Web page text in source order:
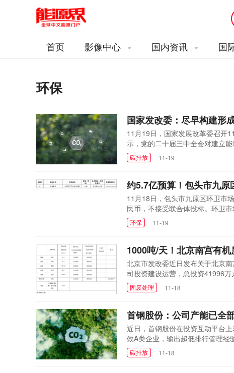
首页 影像中心 国内资讯 国
环保
国家发改委：尽早构建形
11月19日，国家发展改革委召开
示，党的二十届三中全会对建立
排放统计核算，是指对二氧化碳
总量，摸清碳排放底数。这是一
碳排放 11-19
约5.7亿预算！包头市九原
11月18日，包头市九原区环卫市
民币，不接受联合体投标。环卫
汗、白音席勒3个街道办事处环卫
区原环卫管理模式不变）。项目
环保 11-19
1000吨/天！北京南宫有
北京市发改委近日发布关于北京
司投资建设运营，总投资41996
处理、沼气存储与净化、沼气发
你单位《关于申请办理北京南宫
固废处理 11-18
首钢股份：公司产能已全
近日，首钢股份在投资互动平台
效A类企业，输出超低排行管理经
碳排放 11-18